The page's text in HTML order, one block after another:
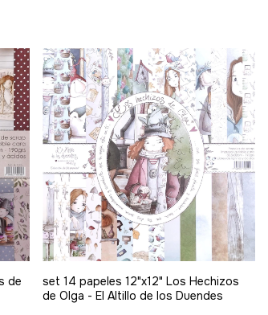
de
set 14 papeles 12"x12" Los Hechizos
de Olga - El Altillo de los Duendes